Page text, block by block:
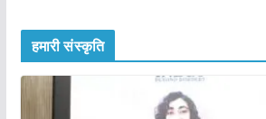
हमारी संस्कृति